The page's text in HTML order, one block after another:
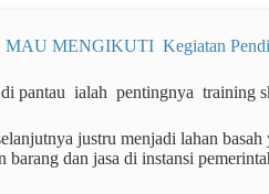
MENGIKUTI Kegiatan
pantau ialah pentingnya training
justru menjadi lahan
barang dan jasa di instansi